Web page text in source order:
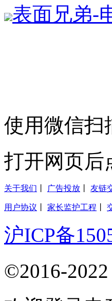
表面兄弟-
使用微信扫
打开网页后
关于我们 广告投放 友链
用户协议 家长监护工程
沪ICP备
©2016-